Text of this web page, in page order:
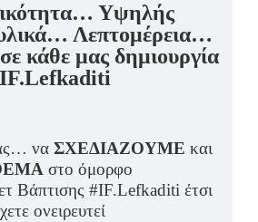
Υψηλής
Λεπτομέρεια…
κάθε μας δημιουργία
IF.Lefkaditi
να ΣΧΕΔΙΑΖΟΥΜΕ και
στο όμορφο
Βάπτισης #IF.Lefkaditi έτσι
ονειρευτεί